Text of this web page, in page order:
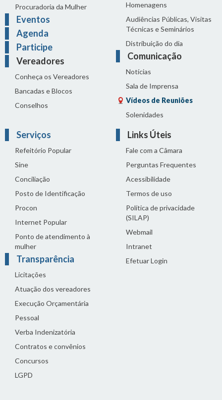
Procuradoria da Mulher
Eventos
Agenda
Participe
Vereadores
Conheça os Vereadores
Bancadas e Blocos
Conselhos
Homenagens
Audiências Públicas, Visitas
Técnicas e Seminários
Distribuição do dia
Comunicação
Notícias
Sala de Imprensa
Vídeos de Reuniões
Solenidades
Serviços
Refeitório Popular
Sine
Conciliação
Posto de Identificação
Procon
Internet Popular
Ponto de atendimento à
mulher
Transparência
Licitações
Atuação dos vereadores
Execução Orçamentária
Pessoal
Verba Indenizatória
Contratos e convênios
Concursos
LGPD
Links Úteis
Fale com a Câmara
Perguntas Frequentes
Acessibilidade
Termos de uso
Política de privacidade
(SILAP)
Webmail
Intranet
Efetuar Login